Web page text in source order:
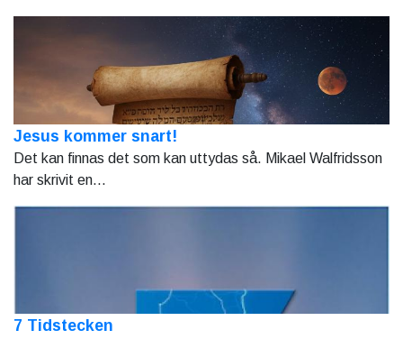
Jesus kommer snart!
Det kan finnas det som kan uttydas så. Mikael Walfridsson
har skrivit en...
7 Tidstecken